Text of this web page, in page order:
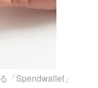
「Spendwallet」